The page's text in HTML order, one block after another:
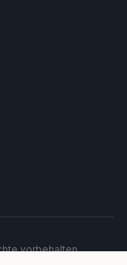
vorbehalten.